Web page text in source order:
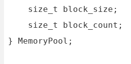
    size_t block_size;
    size_t block_count;
} MemoryPool;